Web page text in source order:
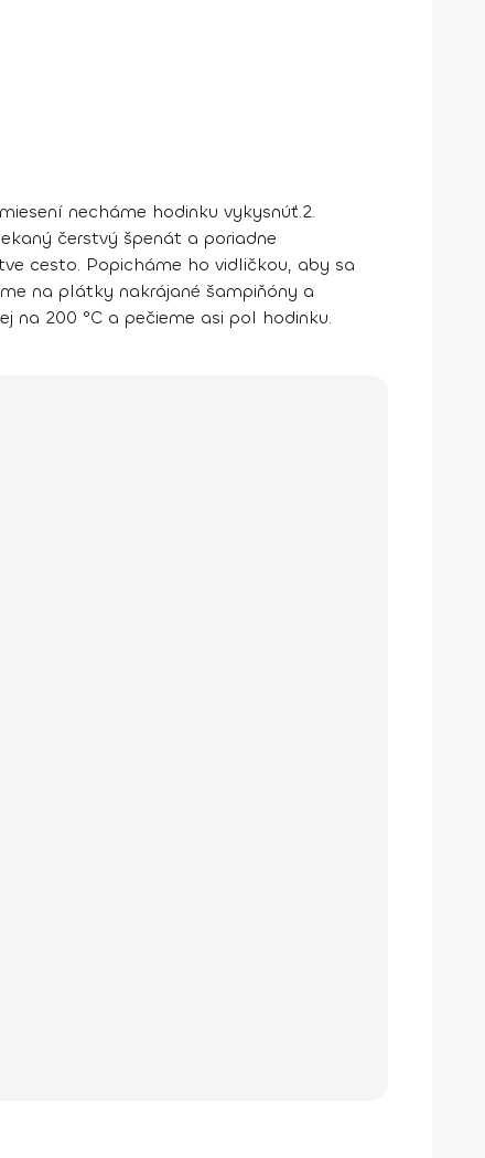
necháme hodinku vykysnúť.2.
čerstvý špenát a poriadne
cesto. Popicháme ho vidličkou, aby sa
na plátky nakrájané šampiňóny a
na 200 °C a pečieme asi pol hodinku.